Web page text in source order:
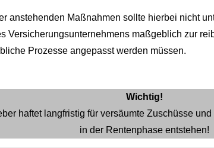
anstehenden Maßnahmen sollte hierbei nicht
Versicherungsunternehmens maßgeblich zur
Prozesse angepasst werden müssen.
Wichtig!
haftet langfristig für versäumte Zuschüsse
in der Rentenphase entstehen!